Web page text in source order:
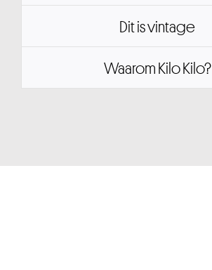
Dit is vintage
Waarom Kilo Kilo?